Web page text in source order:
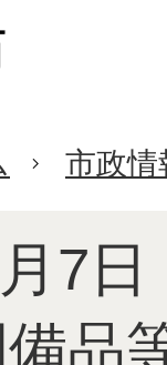
市政情
7
品